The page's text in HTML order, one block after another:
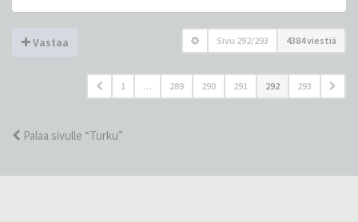
Vastaa Sivu 292/293 4384 viestiä
1 … 289 290 291 292 293
Palaa sivulle “Turku”